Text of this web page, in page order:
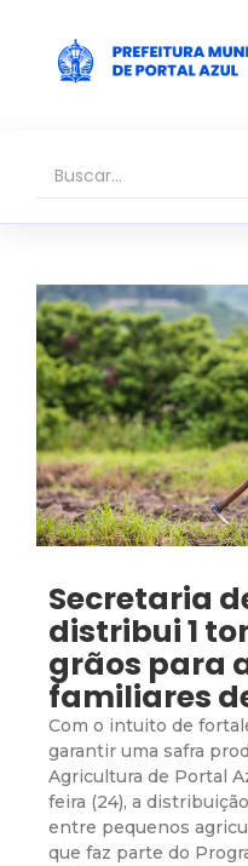
Secretaria
distribui 1
grãos para
familiares
Com o intuito de
garantir uma safra
Agricultura de Portal
feira (24), a
entre pequenos
que faz parte do